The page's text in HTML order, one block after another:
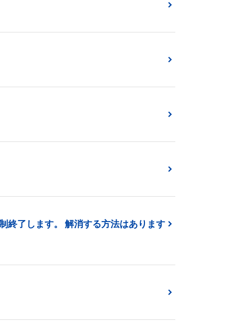
終了します。 解消する方法はあります